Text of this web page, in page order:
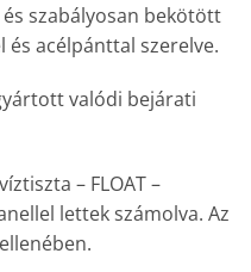
szabályosan bekötött
acélpánttal szerelve.
valódi bejárati
– FLOAT –
lettek számolva. Az